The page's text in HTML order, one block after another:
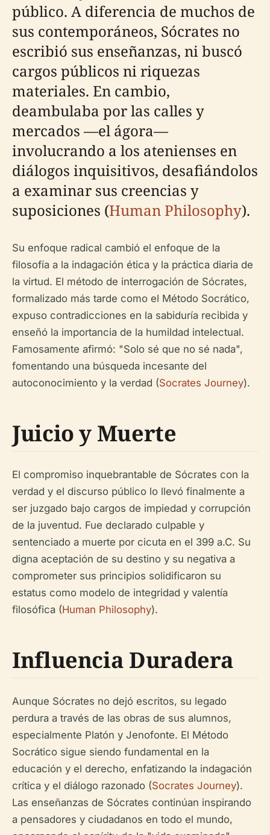
público. A diferencia de muchos de
sus contemporáneos, Sócrates no
escribió sus enseñanzas, ni buscó
cargos públicos ni riquezas
materiales. En cambio,
deambulaba por las calles y
mercados —el ágora—
involucrando a los atenienses en
diálogos inquisitivos, desafiándolos
a examinar sus creencias y
suposiciones (Human Philosophy).
Su enfoque radical cambió el enfoque de la
filosofía a la indagación ética y la práctica diaria de
la virtud. El método de interrogación de Sócrates,
formalizado más tarde como el Método Socrático,
expuso contradicciones en la sabiduría recibida y
enseñó la importancia de la humildad intelectual.
Famosamente afirmó: "Solo sé que no sé nada",
fomentando una búsqueda incesante del
autoconocimiento y la verdad (Socrates Journey).
Juicio y Muerte
El compromiso inquebrantable de Sócrates con la
verdad y el discurso público lo llevó finalmente a
ser juzgado bajo cargos de impiedad y corrupción
de la juventud. Fue declarado culpable y
sentenciado a muerte por cicuta en el 399 a.C. Su
digna aceptación de su destino y su negativa a
comprometer sus principios solidificaron su
estatus como modelo de integridad y valentía
filosófica (Human Philosophy).
Influencia Duradera
Aunque Sócrates no dejó escritos, su legado
perdura a través de las obras de sus alumnos,
especialmente Platón y Jenofonte. El Método
Socrático sigue siendo fundamental en la
educación y el derecho, enfatizando la indagación
crítica y el diálogo razonado (Socrates Journey).
Las enseñanzas de Sócrates continúan inspirando
a pensadores y ciudadanos en todo el mundo,